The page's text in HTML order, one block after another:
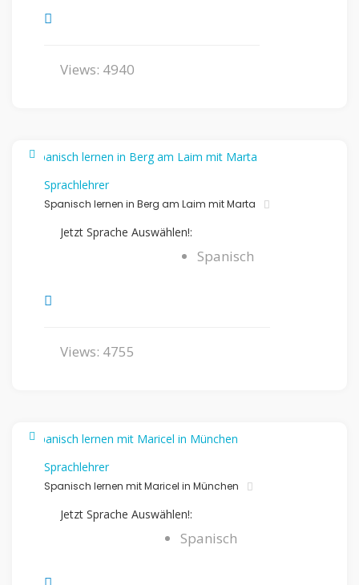
Views: 4940
Sprachlehrer
Spanisch lernen in Berg am Laim mit Marta
Jetzt Sprache Auswählen!:
Spanisch
Views: 4755
Sprachlehrer
Spanisch lernen mit Maricel in München
Jetzt Sprache Auswählen!:
Spanisch